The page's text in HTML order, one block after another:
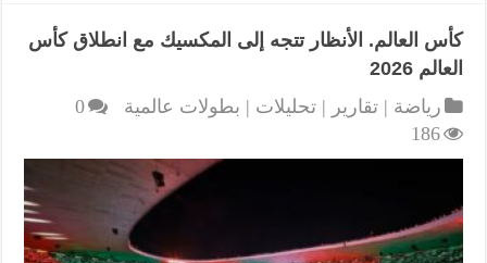
كأس العالم. الأنظار تتجه إلى المكسيك مع انطلاق كأس
العالم 2026
رياضة | تقارير | تحليلات | بطولات عالمية
0
186